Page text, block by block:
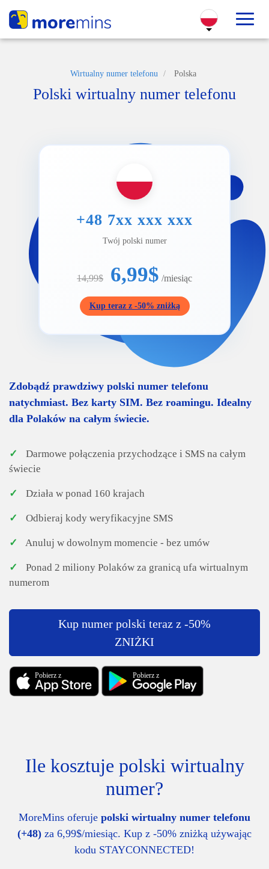
Wirtualny numer telefonu / Polska
Polski wirtualny numer telefonu
Zdobądź prawdziwy polski numer telefonu
natychmiast. Bez karty SIM. Bez roamingu. Idealny
dla Polaków na całym świecie.
✓
Darmowe połączenia przychodzące i SMS na całym
świecie
✓ Działa w ponad 160 krajach
✓ Odbieraj kody weryfikacyjne SMS
✓ Anuluj w dowolnym momencie - bez umów
✓
Ponad 2 miliony Polaków za granicą ufa wirtualnym
numerom
Kup numer polski teraz z -50%
ZNIŻKI
Pobierz z Pobierz z
+48 7xx xxx xxx
Twój polski numer
14,99$ 6,99$ /miesiąc
Kup teraz z -50% zniżką
Ile kosztuje polski wirtualny
numer?
MoreMins oferuje polski wirtualny numer telefonu
(+48) za 6,99$/miesiąc. Kup z -50% zniżką używając
kodu STAYCONNECTED!